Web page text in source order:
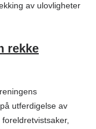
av ulovligheter
rekke
utferdigelse av